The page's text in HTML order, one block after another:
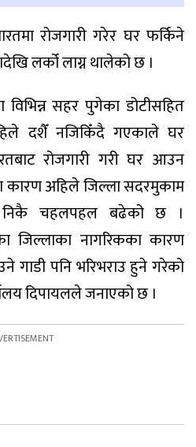
रोजगारी गरेर घर फर्किने
लर्को लाग्न थालेको छ ।
विभिन्न सहर पुगेका डोटीसहित
दशैँ नजिकिँदै गएकाले घर
रोजगारी गरी घर आउन
कारण अहिले जिल्ला सदरमुकाम
निकै चहलपहल बढेको छ ।
जिल्लाका नागरिकका कारण
गाडी पनि भरिभराउ हुने गरेको
दिपायलले जनाएको छ ।